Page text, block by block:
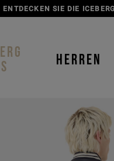
ENTDECKEN SIE DIE
HERREN